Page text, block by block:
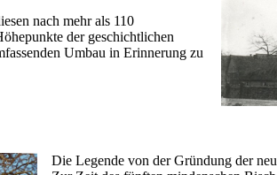
nach mehr als 110
der geschichtlichen
Umbau in Erinnerung zu
Die Legende von der Gründung der